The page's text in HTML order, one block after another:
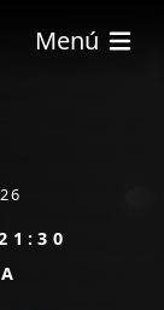
Menú